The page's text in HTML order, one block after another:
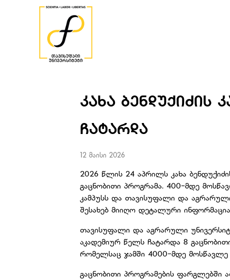
ᲙᲐᲮᲐ ᲑᲔᲜᲓᲣᲥᲘᲫᲘᲡ
ᲩᲐᲢᲐᲠᲓᲐ
12 მაისი 2026
2026 წლის 24 აპრილს კახა
გაცნობითი პროგრამა. 400-მდე
კამპუსს და თავისუფალი და
შესახებ მიიღო დეტალური
თავისუფალი და აგრარული
აკადემიურ წელს ჩატარდა 8
რომელსაც ჯამში 4000-მდე მოსწავლე
გაცნობითი პროგრამების ფარგლებში